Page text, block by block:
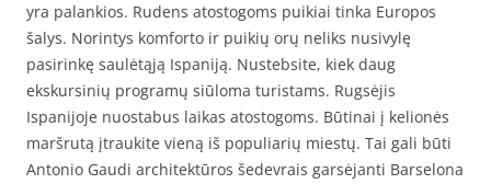
yra palankios. Rudens atostogoms puikiai tinka Europos
šalys. Norintys komforto ir puikių orų neliks nusivylę
pasirinkę saulėtąją Ispaniją. Nustebsite, kiek daug
ekskursinių programų siūloma turistams. Rugsėjis
Ispanijoje nuostabus laikas atostogoms. Būtinai į kelionės
maršrutą įtraukite vieną iš populiarių miestų. Tai gali būti
Antonio Gaudi architektūros šedevrais garsėjanti Barselona